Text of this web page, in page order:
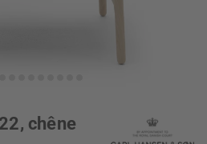
chêne